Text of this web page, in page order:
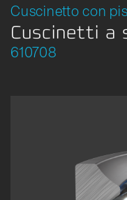
Cuscinetto con
Cuscinetti a
610708